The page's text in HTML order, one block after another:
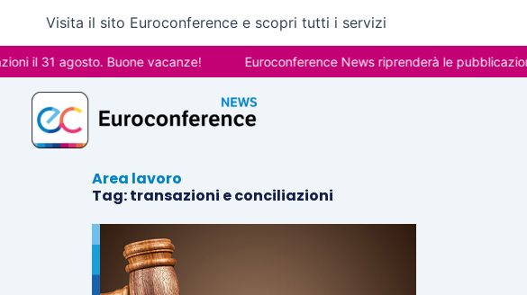
contenuto
Visita il sito Euroconference e scopri tutti i servizi
il 31 agosto. Buone vacanze! Euroconference News riprenderà le
Area lavoro
Tag: transazioni e conciliazioni